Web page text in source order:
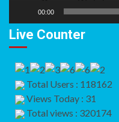
00:00
Live Counter
Total Users : 118162
Views Today : 31
Total views : 320174